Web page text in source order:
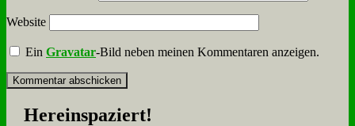
Website
EinGravatar-Bild neben meinen Kommentaren anzeigen.
Her­ein­spa­ziert!